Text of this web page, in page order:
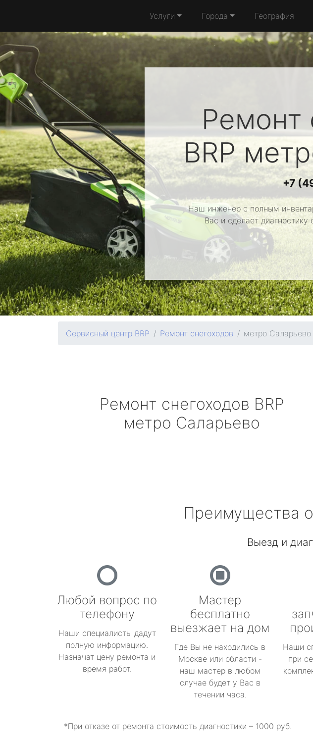
Услуги Города География
Ремонт
BRP
+7
Наш инженер с полным
Вас и сделает
Сервисный центр BRP Ремонт снегоходов метро Саларьево
Ремонт снегоходов BRP
метро Саларьево
Преимущества
Выезд и
Любой вопрос по
телефону
Наши специалисты дадут
полную информацию.
Назначат цену ремонта и
время работ.
Мастер
бесплатно
выезжает на дом
Где Вы не находились в
Москве или области -
наш мастер в любом
случае будет у Вас в
течении часа.
Наши
при
*При отказе от ремонта стоимость диагностики – 1000 руб.